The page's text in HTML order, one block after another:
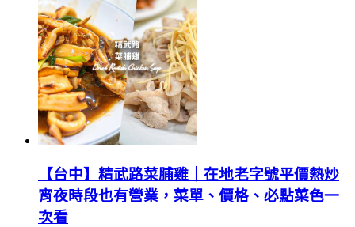
【台中】精武路菜脯雞｜在地老字號平價熱炒
宵夜時段也有營業，菜單、價格、必點菜色一
次看